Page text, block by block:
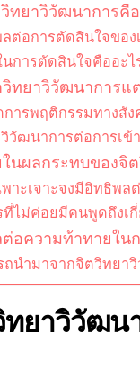
ยาวิวัฒนาการคือ
อการตัดสินใจของเ
การตัดสินใจคืออะไ
ทยาวิวัฒนาการแ
ารพฤติกรรมทางสัง
ฒนาการต่อการเข้า
ผลกระทบของจิ
าะเจาะจงมีอิทธิพล
ไม่ค่อยมีคนพูดถึงเ
อความท้าทายใน
ถนำมาจากจิตวิทยา
ยาวิวัฒน